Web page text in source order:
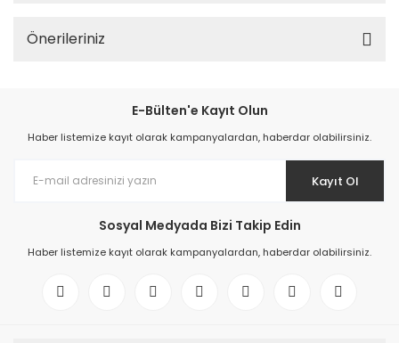
Önerileriniz
E-Bülten'e Kayıt Olun
Haber listemize kayıt olarak kampanyalardan, haberdar olabilirsiniz.
Kayıt Ol
Sosyal Medyada Bizi Takip Edin
Haber listemize kayıt olarak kampanyalardan, haberdar olabilirsiniz.